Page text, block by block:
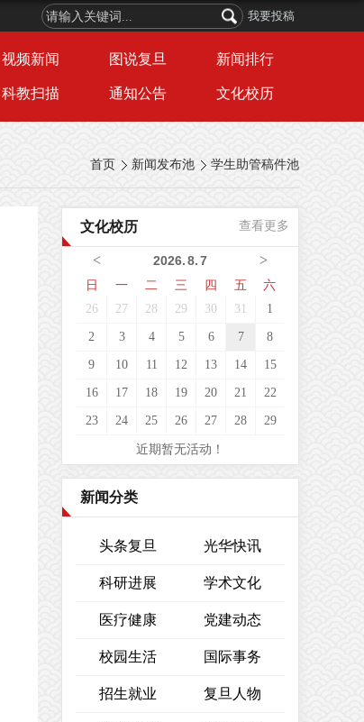
我要投稿
视频新闻 图说复旦 新闻排行
科教扫描 通知公告 文化校历
首页 新闻发布池 学生助管稿件池
文化校历 查看更多
< >
2026.8.7
日
一 二 三 四 五 六
26 27 28 29 30 31 1
2 3 4 5 6 7 8
9 10 11 12 13 14 15
16 17 18 19 20 21 22
23 24 25 26 27 28 29
近期暂无活动！
新闻分类
头条复旦 光华快讯
科研进展 学术文化
医疗健康 党建动态
校园生活 国际事务
招生就业 复旦人物